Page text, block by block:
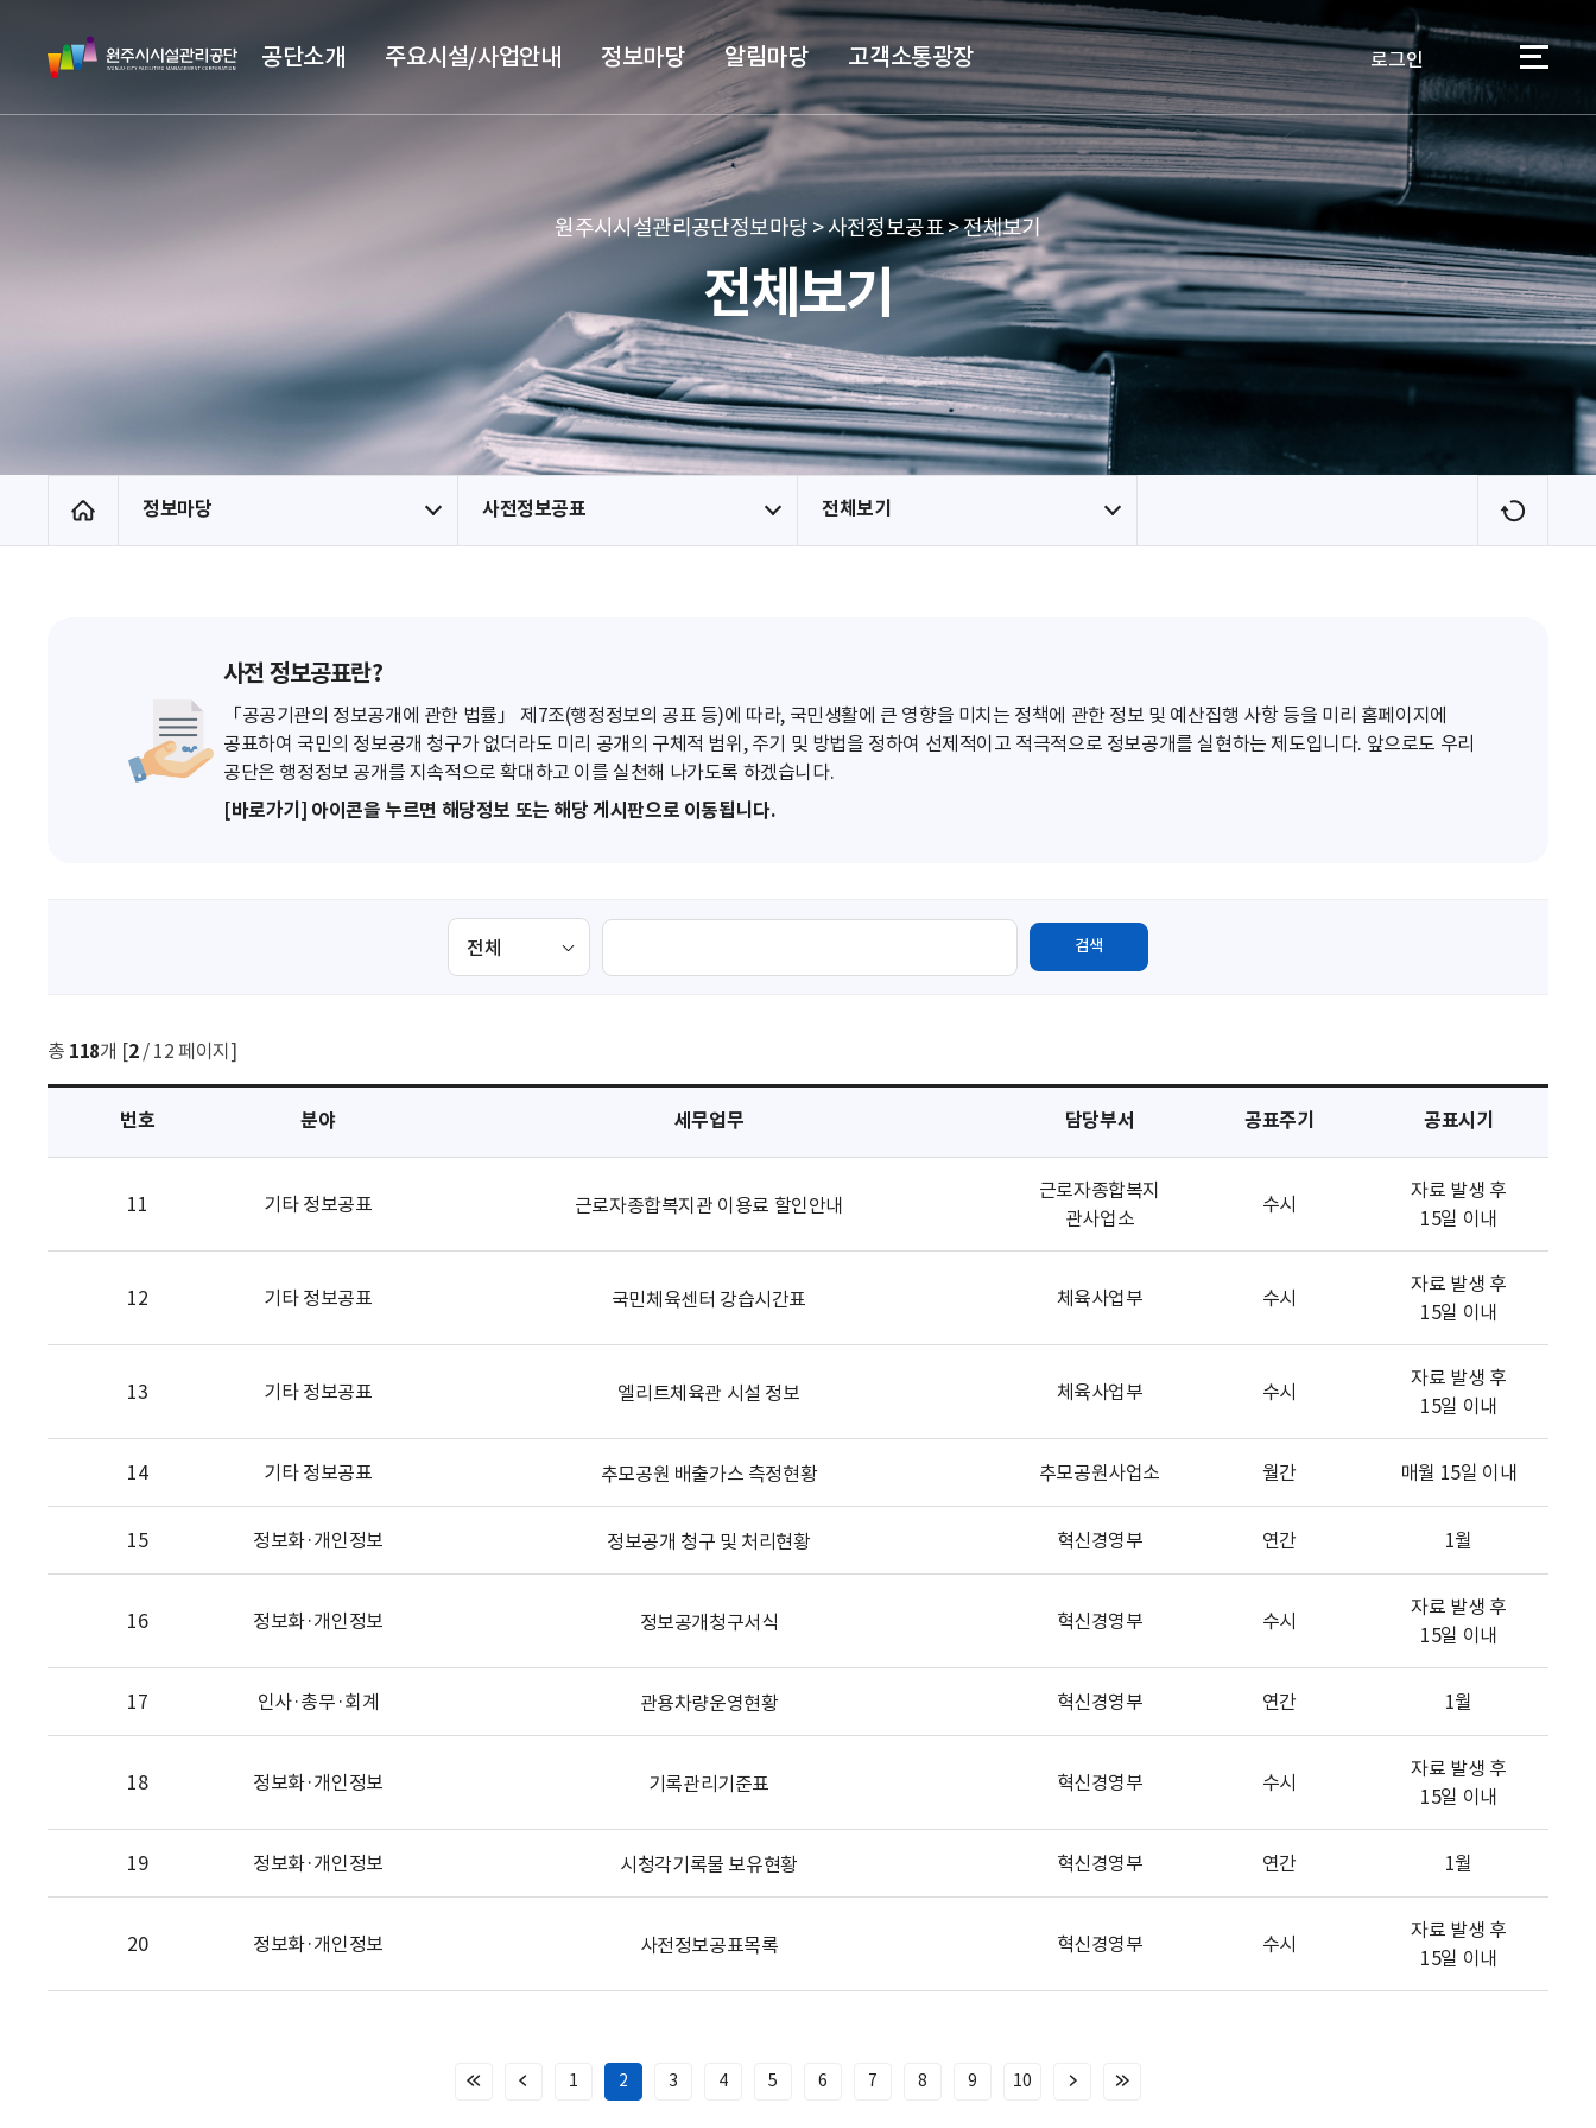
본문 바로가기
메뉴 바로가기
원
주
시
관
단
공단소개 주요시설/사업안내 정보마당 알림마당 고객소통광장 로그인 이용자
원주시시설관리공단정보마당 > 사전정보공표 > 전체보기
전체보기
홈 정보마당 사전정보공표 전체보기
새
로
사전 정보공표란?
「공공기관의 정보공개에 관한 법률」 제7조(행정정보의 공표 등)에 따라, 국민생활에 큰 영향을 미치는 정책에 관한 정보 및 예산집행 사항 등을 미리 홈페이지에
공표하여 국민의 정보공개 청구가 없더라도 미리 공개의 구체적 범위, 주기 및 방법을 정하여 선제적이고 적극적으로 정보공개를 실현하는 제도입니다. 앞으로도 우리
공단은 행정정보 공개를 지속적으로 확대하고 이를 실천해 나가도록 하겠습니다.
[바로가기] 아이콘을 누르면 해당정보 또는 해당 게시판으로 이동됩니다.
검
검색
총 118개 [2/ 12 페이지]
번호 분야 세무업무 담당부서 공표주기 공표시기
11 기타 정보공표 근로자종합복지관 이용료 할인안내
근로자종합복지
관사업소
수시
자료 발생 후
15일 이내
12 기타 정보공표 국민체육센터 강습시간표 체육사업부 수시
자료 발생 후
15일 이내
13 기타 정보공표 엘리트체육관 시설 정보 체육사업부 수시
자료 발생 후
15일 이내
14 기타 정보공표 추모공원 배출가스 측정현황 추모공원사업소 월간 매월 15일 이내
15 정보화·개인정보 정보공개 청구 및 처리현황 혁신경영부 연간 1월
16 정보화·개인정보 정보공개청구서식 혁신경영부 수시
자료 발생 후
15일 이내
17 인사·총무·회계 관용차량운영현황 혁신경영부 연간 1월
18 정보화·개인정보 기록관리기준표 혁신경영부 수시
자료 발생 후
15일 이내
19 정보화·개인정보 시청각기록물 보유현황 혁신경영부 연간 1월
20 정보화·개인정보 사전정보공표목록 혁신경영부 수시
자료 발생 후
15일 이내
처
이
1 2 3 4 5 6 7 8 9 10
다
마